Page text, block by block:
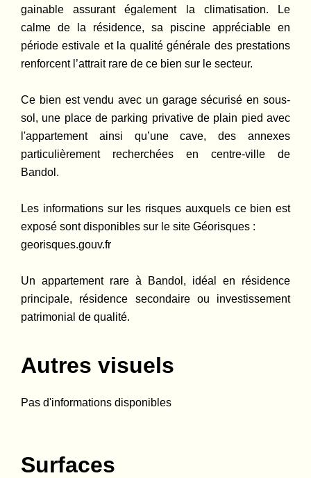
gainable assurant également la climatisation. Le
calme de la résidence, sa piscine appréciable en
période estivale et la qualité générale des prestations
renforcent l’attrait rare de ce bien sur le secteur.
Ce bien est vendu avec un garage sécurisé en sous-
sol, une place de parking privative de plain pied avec
l'appartement ainsi qu’une cave, des annexes
particulièrement recherchées en centre-ville de
Bandol.
Les informations sur les risques auxquels ce bien est
exposé sont disponibles sur le site Géorisques :
georisques.gouv.fr
Un appartement rare à Bandol, idéal en résidence
principale, résidence secondaire ou investissement
patrimonial de qualité.
Autres visuels
Pas d'informations disponibles
Surfaces